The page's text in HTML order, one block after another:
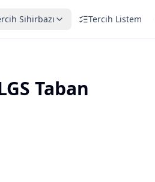
Sihirbazı Tercih Listem
Taban